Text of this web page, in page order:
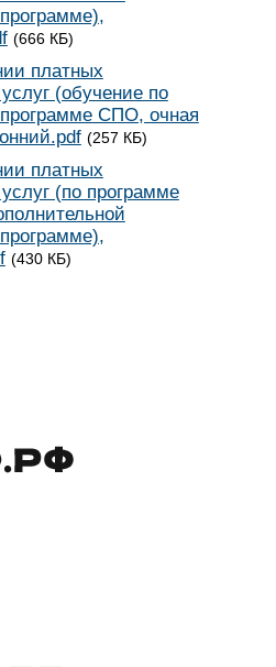
(666 КБ)
платных
(обучение по
СПО, очная
(257 КБ)
платных
(по программе
(430 КБ)